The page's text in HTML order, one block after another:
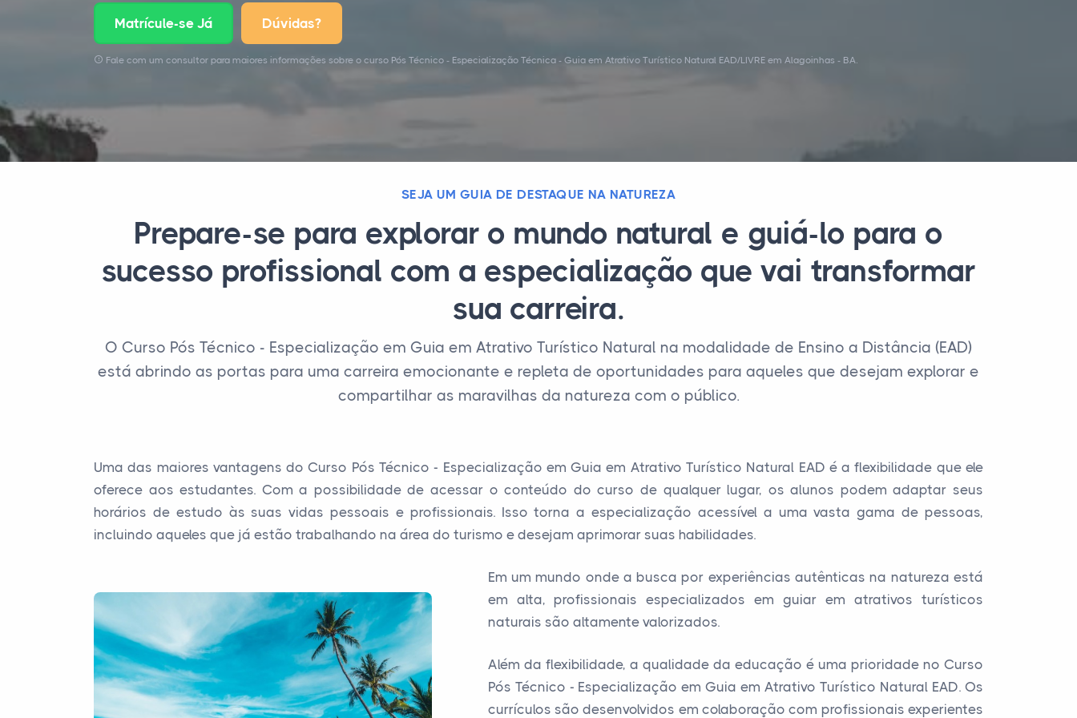
Matrícule-se Já Dúvidas?
Fale com um consultor para maiores informações sobre o curso Pós Técnico - Especialização Técnica - Guia em Atrativo Turístico Natural EAD/LIVRE em Alagoinhas - BA.
SEJA UM GUIA DE DESTAQUE NA NATUREZA
Prepare-se para explorar o mundo natural e guiá-lo para o
sucesso profissional com a especialização que vai transformar
sua carreira.
O Curso Pós Técnico - Especialização em Guia em Atrativo Turístico Natural na modalidade de Ensino a Distância (EAD)
está abrindo as portas para uma carreira emocionante e repleta de oportunidades para aqueles que desejam explorar e
compartilhar as maravilhas da natureza com o público.
Uma das maiores vantagens do Curso Pós Técnico - Especialização em Guia em Atrativo Turístico Natural EAD é a flexibilidade que ele
oferece aos estudantes. Com a possibilidade de acessar o conteúdo do curso de qualquer lugar, os alunos podem adaptar seus
horários de estudo às suas vidas pessoais e profissionais. Isso torna a especialização acessível a uma vasta gama de pessoas,
incluindo aqueles que já estão trabalhando na área do turismo e desejam aprimorar suas habilidades.
Em um mundo onde a busca por experiências autênticas na natureza está
em alta, profissionais especializados em guiar em atrativos turísticos
naturais são altamente valorizados.
Além da flexibilidade, a qualidade da educação é uma prioridade no Curso
Pós Técnico - Especialização em Guia em Atrativo Turístico Natural EAD. Os
currículos são desenvolvidos em colaboração com profissionais experientes